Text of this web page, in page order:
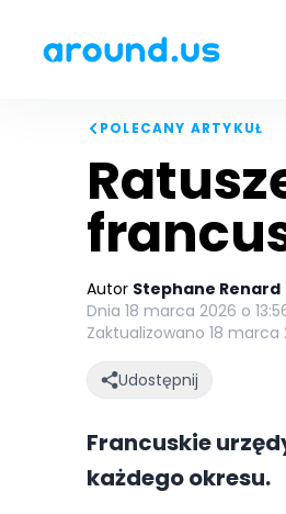
POLECANY ARTYKUŁ
Autor Stephane Renard
Dnia 18 marca 2026 o
Zaktualizowano 18 marca
Udostępnij
Francuskie
każdego okresu.